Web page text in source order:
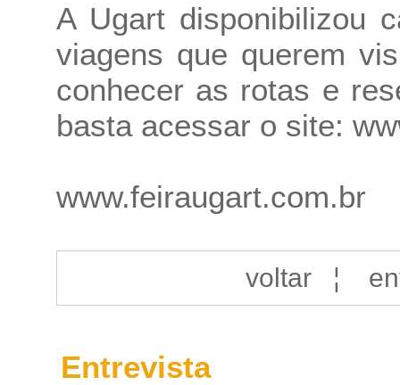
A Ugart disponibilizou
viagens que querem
conhecer as rotas e
basta acessar o site:
www.feiraugart.com.br
voltar¦
Entrevista